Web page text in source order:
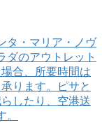
タ・マリア・ノヴ
ダのアウトレット
合、所要時間は
ります。ピサと
したり、空港送